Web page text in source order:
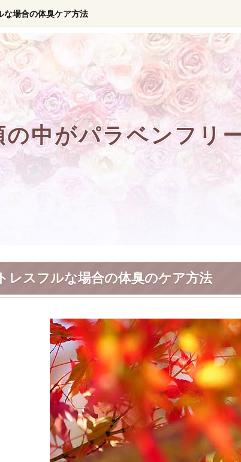
な場合の体臭ケア方法
の中がパラベンフリ
レスフルな場合の体臭のケア方法